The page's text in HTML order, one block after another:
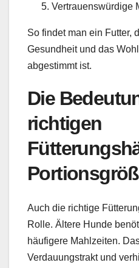
Vertrauenswürdige
So findet man ein Futter,
Gesundheit und das
abgestimmt ist.
Die
richtigen
Auch die richtige
Rolle. Ältere Hunde
häufigere Mahlzeiten.
Verdauungstrakt und